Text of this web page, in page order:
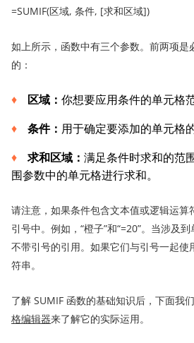
=SUMIF(区域, 条件, [求和区域])
如上所示，函数中有三个参数。前两项是
的：
区域 ： 你想要应用条件的单元格
条件： 用于确定要添加的单元格
求和区域 ： 满足条件时求和的范
围参数中的单元格进行求和。
请注意，如果条件包含文本值或逻辑运算
引号中。例如，“橙子”和“=20”。当涉及
不带引号的引用。如果它们与引号一起使
符串。
了解 SUMIF 函数的基础知识后，下面我
格编辑器来了解它的实际运用。